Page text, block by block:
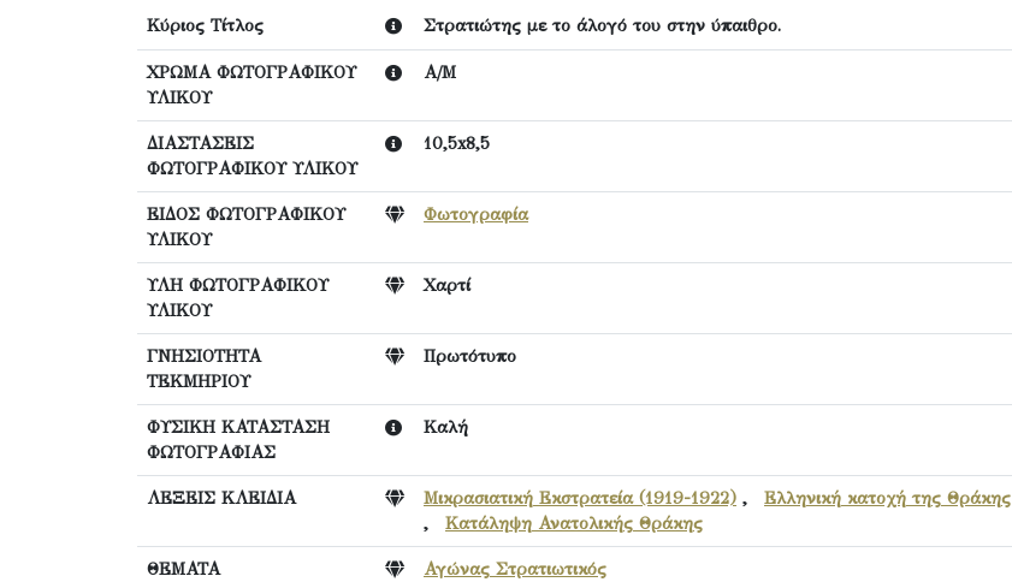
Κύριος Τίτλος Στρατιώτης με το άλογό του στην ύπαιθρο.
ΧΡΩΜΑ ΦΩΤΟΓΡΑΦΙΚΟΥ
ΥΛΙΚΟΥ
Α/Μ
ΔΙΑΣΤΑΣΕΙΣ
ΦΩΤΟΓΡΑΦΙΚΟΥ ΥΛΙΚΟΥ
10,5x8,5
ΕΙΔΟΣ ΦΩΤΟΓΡΑΦΙΚΟΥ
ΥΛΙΚΟΥ
Φωτογραφία
ΥΛΗ ΦΩΤΟΓΡΑΦΙΚΟΥ
ΥΛΙΚΟΥ
Χαρτί
ΓΝΗΣΙΟΤΗΤΑ
ΤΕΚΜΗΡΙΟΥ
Πρωτότυπο
ΦΥΣΙΚΗ ΚΑΤΑΣΤΑΣΗ
ΦΩΤΟΓΡΑΦΙΑΣ
Καλή
ΛΕΞΕΙΣ ΚΛΕΙΔΙΑ Μικρασιατική Εκστρατεία (1919-1922) , Ελληνική κατοχή της Θράκης
, Κατάληψη Ανατολικής Θράκης
ΘΕΜΑΤΑ Αγώνας Στρατιωτικός